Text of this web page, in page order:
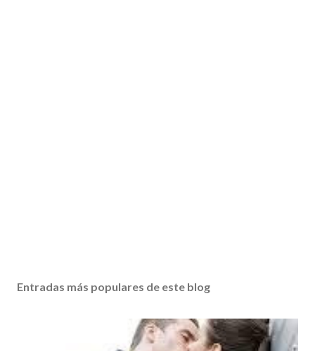
Entradas más populares de este blog